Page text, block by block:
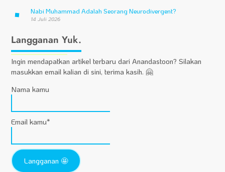
Nabi Muhammad Adalah Seorang Neurodivergent?
14 Juli 2026
Langganan Yuk.
Ingin mendapatkan artikel terbaru dari Anandastoon? Silakan
masukkan email kalian di sini, terima kasih. 🤗
Nama kamu
Email kamu*